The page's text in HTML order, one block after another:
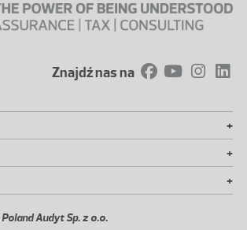
Znajdź nas na
+
+
+
Audyt Sp. z o.o.